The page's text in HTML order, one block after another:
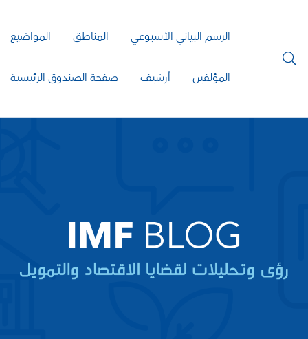
الرسم البياني الأسبوعي المناطق المواضيع
المؤلفين أرشيف صفحة الصندوق الرئيسية